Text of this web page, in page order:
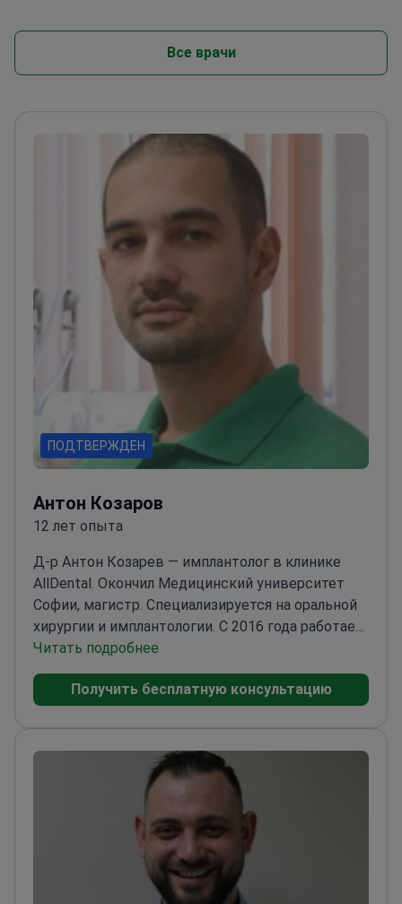
Все врачи
ПОДТВЕРЖДЕН
Антон Козаров
12 лет опыта
Д-р Антон Козарев — имплантолог в клинике
AllDental. Окончил Медицинский университет
Софии, магистр. Специализируется на оральной
хирургии и имплантологии. С 2016 года работает
ассистентом на кафедре стоматологии МУ–
София. В 2020 году получил специализацию по
оральной хирургии. Автор и соавтор четырёх
отмеченных наградами научных проектах МУ–
София. Член Болгарской стоматологической
ассоциации, Болгарской ассоциации оральной
имплантологии и ITI. Лауреат нескольких наград,
включая первое место на ICMS 2013 и почётный
знак за академические успехи в 2014 году.
Читать подробнее
Получить бесплатную консультацию